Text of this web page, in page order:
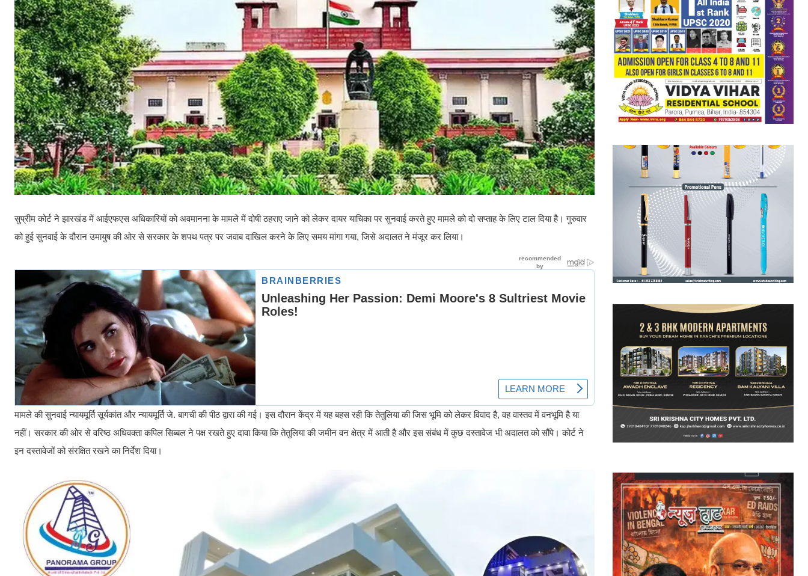
सुप्रीम कोर्ट ने झारखंड में आईएफएस अधिकारियों को अवमानना के मामले में दोषी ठहराए जाने को लेकर दायर याचिका पर सुनवाई करते हुए मामले को दो सप्ताह के लिए टाल दिया है। गुरुवार
को हुई सुनवाई के दौरान उमायुष की ओर से सरकार के शपथ पत्र पर जवाब दाखिल करने के लिए समय मांगा गया, जिसे अदालत ने मंजूर कर लिया।
मामले की सुनवाई न्यायमूर्ति सूर्यकांत और न्यायमूर्ति जे. बागची की पीठ द्वारा की गई। इस दौरान केंद्र में यह बहस रही कि तेतुलिया की जिस भूमि को लेकर विवाद है, वह वास्तव में वनभूमि है या
नहीं। सरकार की ओर से वरिष्ठ अधिवक्ता कपिल सिब्बल ने पक्ष रखते हुए दावा किया कि तेतुलिया की जमीन वन क्षेत्र में आती है और इस संबंध में कुछ दस्तावेज भी अदालत को सौंपे। कोर्ट ने
इन दस्तावेजों को संरक्षित रखने का निर्देश दिया।